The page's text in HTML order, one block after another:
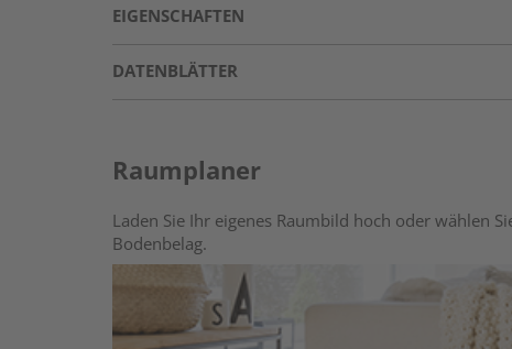
EIGENSCHAFTEN
DATENBLÄTTER
Raumplaner
Laden Sie Ihr eigenes Raumbild hoch oder wählen
Bodenbelag.